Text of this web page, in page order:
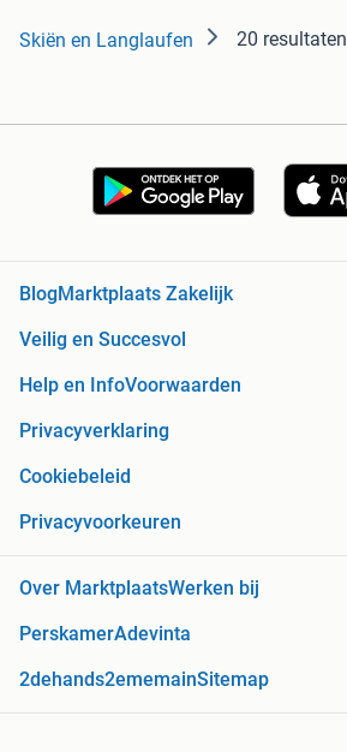
Skiën en Langlaufen 20 resultaten
BlogMarktplaats Zakelijk
Veilig en Succesvol
Help en InfoVoorwaarden
Privacyverklaring
Cookiebeleid
Privacyvoorkeuren
Over MarktplaatsWerken bij
PerskamerAdevinta
2dehands2ememainSitemap